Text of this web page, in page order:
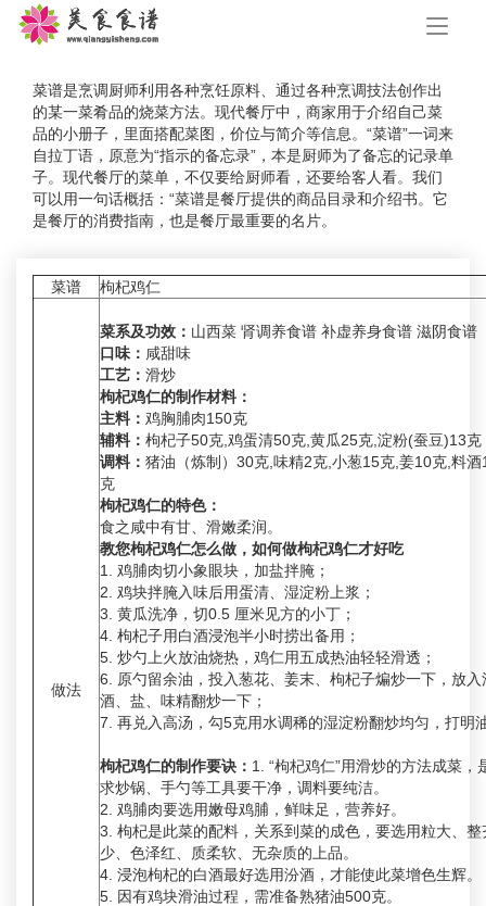
手
菜谱是烹调厨师利用各种烹饪原料、通过各种烹调技法创作出
的某一菜肴品的烧菜方法。现代餐厅中，商家用于介绍自己菜
品的小册子，里面搭配菜图，价位与简介等信息。“菜谱”一词来
自拉丁语，原意为“指示的备忘录”，本是厨师为了备忘的记录单
子。现代餐厅的菜单，不仅要给厨师看，还要给客人看。我们
可以用一句话概括：“菜谱是餐厅提供的商品目录和介绍书。它
是餐厅的消费指南，也是餐厅最重要的名片。
菜谱 枸杞鸡仁
做法
菜系及功效： 山西菜 肾调养食谱 补虚养身食谱 滋阴食谱
口味： 咸甜味
工艺： 滑炒
枸杞鸡仁的制作材料：
主料： 鸡胸脯肉150克
辅料： 枸杞子50克,鸡蛋清50克,黄瓜25克,淀粉(蚕豆)13克
调料： 猪油（炼制）30克,味精2克,小葱15克,姜10克,料
克
枸杞鸡仁的特色：
食之咸中有甘、滑嫩柔润。
教您枸杞鸡仁怎么做，如何做枸杞鸡仁才好吃
1. 鸡脯肉切小象眼块，加盐拌腌；
2. 鸡块拌腌入味后用蛋清、湿淀粉上浆；
3. 黄瓜洗净，切0.5 厘米见方的小丁；
4. 枸杞子用白酒浸泡半小时捞出备用；
5. 炒勺上火放油烧热，鸡仁用五成热油轻轻滑透；
6. 原勺留余油，投入葱花、姜末、枸杞子煸炒一下，放
酒、盐、味精翻炒一下；
7. 再兑入高汤，勾5克用水调稀的湿淀粉翻炒均匀，打明
枸杞鸡仁的制作要诀： 1. “枸杞鸡仁”用滑炒的方法成菜，
求炒锅、手勺等工具要干净，调料要纯洁。
2. 鸡脯肉要选用嫩母鸡脯，鲜味足，营养好。
3. 枸杞是此菜的配料，关系到菜的成色，要选用粒大、
少、色泽红、质柔软、无杂质的上品。
4. 浸泡枸杞的白酒最好选用汾酒，才能使此菜增色生辉。
5. 因有鸡块滑油过程，需准备熟猪油500克。